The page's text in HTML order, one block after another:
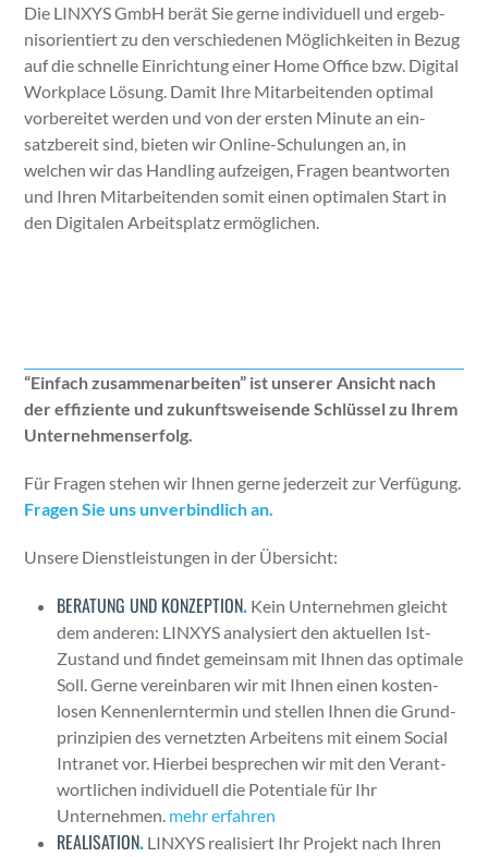
Die LINXYS GmbH berät Sie gerne indi­vidu­ell und ergeb­
nisori­en­tiert zu den ver­schiede­nen Möglichkeit­en in Bezug
auf die schnelle Ein­rich­tung ein­er Home Office bzw. Dig­i­tal
Work­place Lösung. Damit Ihre Mitar­bei­t­en­den opti­mal
vor­bere­it­et wer­den und von der ersten Minute an ein­
satzbere­it sind, bieten wir Online-Schu­lun­gen an, in
welchen wir das Han­dling aufzeigen, Fra­gen beant­worten
und Ihren Mitar­bei­t­en­den somit einen opti­malen Start in
den Dig­i­tal­en Arbeit­splatz ermöglichen.
“Ein­fach zusam­me­nar­beit­en” ist unser­er Ansicht nach
der effiziente und zukun­ftsweisende Schlüs­sel zu Ihrem
Unternehmenser­folg.
Für Fra­gen ste­hen wir Ihnen gerne jed­erzeit zur Ver­fü­gung.
Fra­gen Sie uns unverbindlich an.
Unsere Dien­stleis­tun­gen in der Über­sicht:
BERATUNG UND KONZEPTION. Kein Unternehmen gle­icht
dem anderen: LINXYS analysiert den aktuellen Ist-
Zus­tand und find­et gemein­sam mit Ihnen das opti­male
Soll. Gerne vere­in­baren wir mit Ihnen einen kosten­
losen Ken­nen­lern­ter­min und stellen Ihnen die Grund­
prinzip­i­en des ver­net­zten Arbeit­ens mit einem Social
Intranet vor. Hier­bei besprechen wir mit den Ver­ant­
wortlichen indi­vidu­ell die Poten­tiale für Ihr
Unternehmen. mehr erfahren
REALISATION. LINXYS real­isiert Ihr Pro­jekt nach Ihren